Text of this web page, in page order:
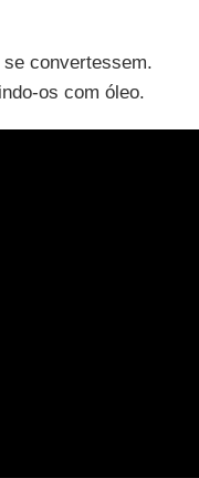
convertessem.
os com óleo.